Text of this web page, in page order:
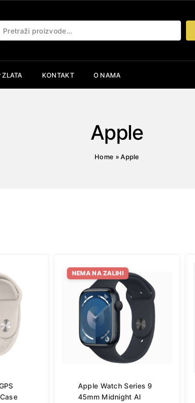
KONTAKT O NAMA
Apple
Home »Apple
NEMA NA ZALIHI
Apple Watch Series 9
45mm Midnight Al